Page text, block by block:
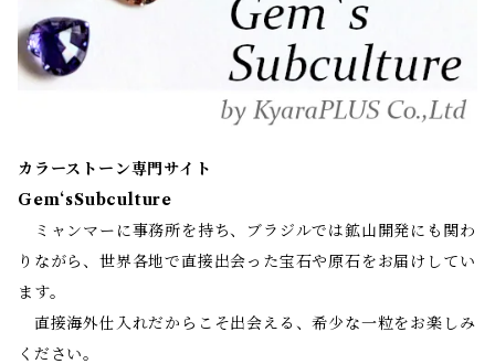
カラーストーン専門サイト
Gem‘sSubculture
ミャンマーに事務所を持ち、ブラジルでは鉱山開発にも関わ
りながら、世界各地で直接出会った宝石や原石をお届けしてい
ます。
直接海外仕入れだからこそ出会える、希少な一粒をお楽しみ
ください。